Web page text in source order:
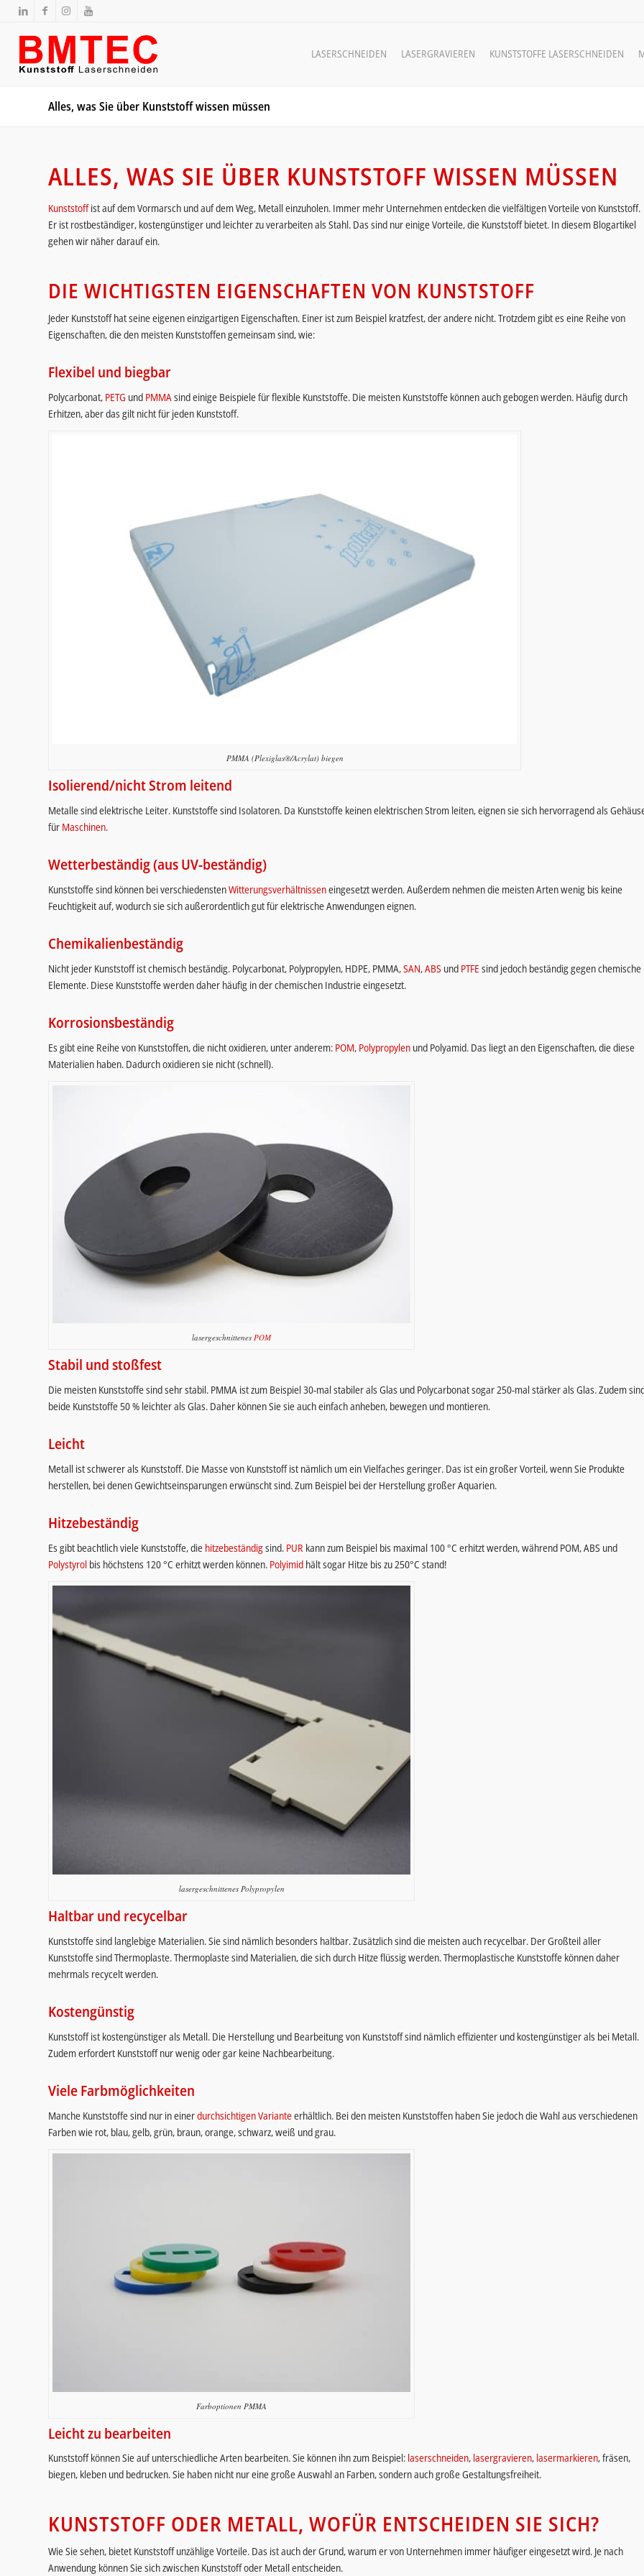
LASERSCHNEIDEN LASERGRAVIEREN KUNSTSTOFFE LASERSCHNEIDEN
Alles, was Sie über Kunststoff wissen müssen
ALLES, WAS SIE ÜBER KUNSTSTOFF WISSEN MÜSSEN
Kunststoffist auf dem Vormarsch und auf dem Weg, Metall einzuholen. Immer mehr Unternehmen entdecken die vielfältigen Vorteile von Kunststoff.
Er ist rostbeständiger, kostengünstiger und leichter zu verarbeiten als Stahl. Das sind nur einige Vorteile, die Kunststoff bietet. In diesem Blogartikel
gehen wir näher darauf ein.
DIE WICHTIGSTEN EIGENSCHAFTEN VON KUNSTSTOFF
Jeder Kunststoff hat seine eigenen einzigartigen Eigenschaften. Einer ist zum Beispiel kratzfest, der andere nicht. Trotzdem gibt es eine Reihe von
Eigenschaften, die den meisten Kunststoffen gemeinsam sind, wie:
Flexibel und biegbar
Polycarbonat, PETG und PMMA sind einige Beispiele für flexible Kunststoffe. Die meisten Kunststoffe können auch gebogen werden. Häufig durch
Erhitzen, aber das gilt nicht für jeden Kunststoff.
PMMA (Plexiglas®/Acrylat) biegen
Isolierend/nicht Strom leitend
Metalle sind elektrische Leiter. Kunststoffe sind Isolatoren. Da Kunststoffe keinen elektrischen Strom leiten, eignen sie sich hervorragend als
für Maschinen.
Wetterbeständig (aus UV-beständig)
Kunststoffe sind können bei verschiedenstenWitterungsverhältnisseneingesetzt werden. Außerdem nehmen die meisten Arten wenig bis keine
Feuchtigkeit auf, wodurch sie sich außerordentlich gut für elektrische Anwendungen eignen.
Chemikalienbeständig
Nicht jeder Kunststoff ist chemisch beständig. Polycarbonat, Polypropylen, HDPE, PMMA,SAN,ABS und PTFE sind jedoch beständig gegen chemische
Elemente. Diese Kunststoffe werden daher häufig in der chemischen Industrie eingesetzt.
Korrosionsbeständig
Es gibt eine Reihe von Kunststoffen, die nicht oxidieren, unter anderem: POM, Polypropylen und Polyamid. Das liegt an den Eigenschaften, die diese
Materialien haben. Dadurch oxidieren sie nicht (schnell).
lasergeschnittenes POM
Stabil und stoßfest
Die meisten Kunststoffe sind sehr stabil. PMMA ist zum Beispiel 30-mal stabiler als Glas und Polycarbonat sogar 250-mal stärker als Glas. Zudem
beide Kunststoffe 50 % leichter als Glas. Daher können Sie sie auch einfach anheben, bewegen und montieren.
Leicht
Metall ist schwerer als Kunststoff. Die Masse von Kunststoff ist nämlich um ein Vielfaches geringer. Das ist ein großer Vorteil, wenn Sie Produkte
herstellen, bei denen Gewichtseinsparungen erwünscht sind. Zum Beispiel bei der Herstellung großer Aquarien.
Hitzebeständig
Es gibt beachtlich viele Kunststoffe, die hitzebeständigsind. PUR kann zum Beispiel bis maximal 100 °C erhitzt werden, während POM, ABS und
Polystyrol bis höchstens 120 °C erhitzt werden können. Polyimid hält sogar Hitze bis zu 250°C stand!
lasergeschnittenes Polypropylen
Haltbar und recycelbar
Kunststoffe sind langlebige Materialien. Sie sind nämlich besonders haltbar. Zusätzlich sind die meisten auch recycelbar. Der Großteil aller
Kunststoffe sind Thermoplaste. Thermoplaste sind Materialien, die sich durch Hitze flüssig werden. Thermoplastische Kunststoffe können daher
mehrmals recycelt werden.
Kostengünstig
Kunststoff ist kostengünstiger als Metall. Die Herstellung und Bearbeitung von Kunststoff sind nämlich effizienter und kostengünstiger als bei Metall.
Zudem erfordert Kunststoff nur wenig oder gar keine Nachbearbeitung.
Viele Farbmöglichkeiten
Manche Kunststoffe sind nur in einerdurchsichtigen Varianteerhältlich. Bei den meisten Kunststoffen haben Sie jedoch die Wahl aus verschiedenen
Farben wie rot, blau, gelb, grün, braun, orange, schwarz, weiß und grau.
Farboptionen PMMA
Leicht zu bearbeiten
Kunststoff können Sie auf unterschiedliche Arten bearbeiten. Sie können ihn zum Beispiel: laserschneiden, lasergravieren, lasermarkieren, fräsen,
biegen, kleben und bedrucken. Sie haben nicht nur eine große Auswahl an Farben, sondern auch große Gestaltungsfreiheit.
KUNSTSTOFF ODER METALL, WOFÜR ENTSCHEIDEN SIE SICH?
Wie Sie sehen, bietet Kunststoff unzählige Vorteile. Das ist auch der Grund, warum er von Unternehmen immer häufiger eingesetzt wird. Je nach
Anwendung können Sie sich zwischen Kunststoff oder Metall entscheiden.